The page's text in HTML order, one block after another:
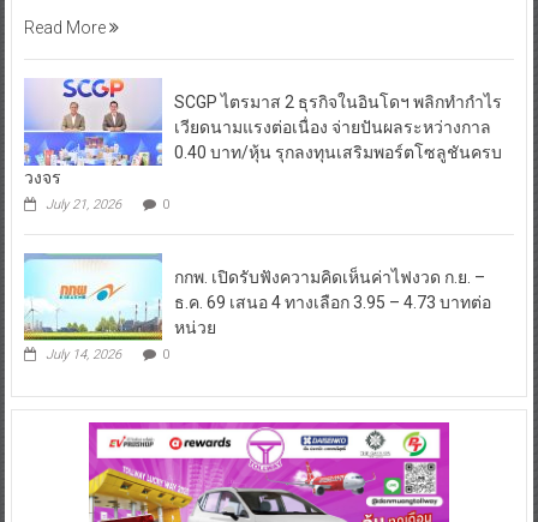
Read More
SCGP ไตรมาส 2 ธุรกิจในอินโดฯ พลิกทำกำไร
เวียดนามแรงต่อเนื่อง จ่ายปันผลระหว่างกาล
0.40 บาท/หุ้น รุกลงทุนเสริมพอร์ตโซลูชันครบ
วงจร
July 21, 2026 0
กกพ. เปิดรับฟังความคิดเห็นค่าไฟงวด ก.ย. –
ธ.ค. 69 เสนอ 4 ทางเลือก 3.95 – 4.73 บาทต่อ
หน่วย
July 14, 2026 0